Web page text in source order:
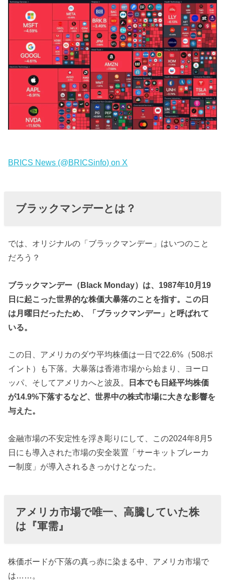
BRICS News (@BRICSinfo) on X
ブラックマンデーとは？
では、オリジナルの「ブラックマンデー」はいつのこと
だろう？
ブラックマンデー（Black Monday）は、1987年10月19
日に起こった世界的な株価大暴落のことを指す。この日
は月曜日だったため、「ブラックマンデー」と呼ばれて
いる。
この日、アメリカのダウ平均株価は一日で22.6%（508ポ
イント）も下落。大暴落は香港市場から始まり、ヨーロ
ッパ、そしてアメリカへと波及。
日本でも日経平均株価
が14.9%下落するなど、世界中の株式市場に大きな影響を
与えた。
金融市場の不安定性を浮き彫りにして、この2024年8月5
日にも導入された市場の安全装置「サーキットブレーカ
ー制度」が導入されるきっかけとなった。
アメリカ市場で唯一、高騰していた株
は『軍需』
株価ボードが下落の真っ赤に染まる中、アメリカ市場で
は……。